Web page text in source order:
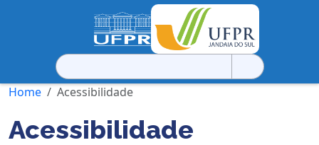
Pesquisar
por:
Home
Acessibilidade
Acessibilidade